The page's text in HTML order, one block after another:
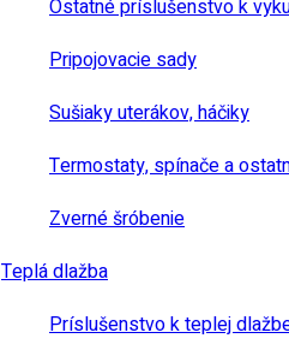
Ostatné príslušenstvo k
Pripojovacie sady
Sušiaky uterákov, háčiky
Termostaty, spínače a
Zverné šróbenie
Teplá dlažba
Príslušenstvo k teplej